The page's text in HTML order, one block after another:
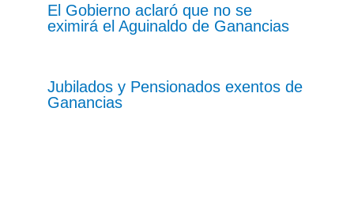
El Gobierno aclaró que no se
eximirá el Aguinaldo de Ganancias
Jubilados y Pensionados exentos de
Ganancias